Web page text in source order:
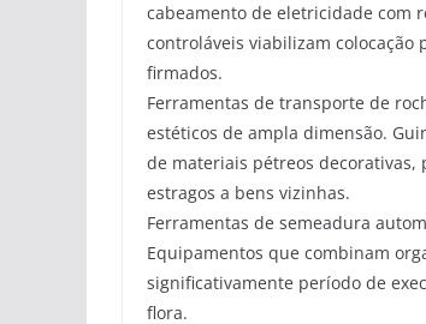
cabeamento de eletricidade com
controláveis viabilizam
firmados.
Ferramentas de transporte de
estéticos de ampla dimensão.
de materiais pétreos decorativas,
estragos a bens vizinhas.
Ferramentas de semeadura
Equipamentos que combinam
significativamente período de
flora.